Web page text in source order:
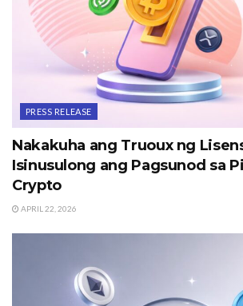
PRESS RELEASE
Nakakuha ang Truoux ng
Isinusulong ang Pagsunod sa
Crypto
APRIL 22, 2026